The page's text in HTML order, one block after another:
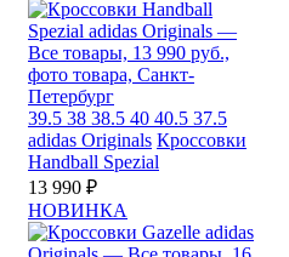
39.5 38 38.5 40 40.5 37.5
adidas Originals Кроссовки
Handball Spezial
13 990 ₽
НОВИНКА